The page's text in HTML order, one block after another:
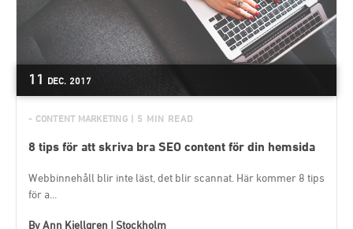
11 DEC. 2017
- CONTENT MARKETING | 5 MIN READ
8 tips för att skriva bra SEO content för din hemsida
Webbinnehåll blir inte läst, det blir scannat. Här kommer 8 tips
för a...
ByAnn Kjellgren | Stockholm